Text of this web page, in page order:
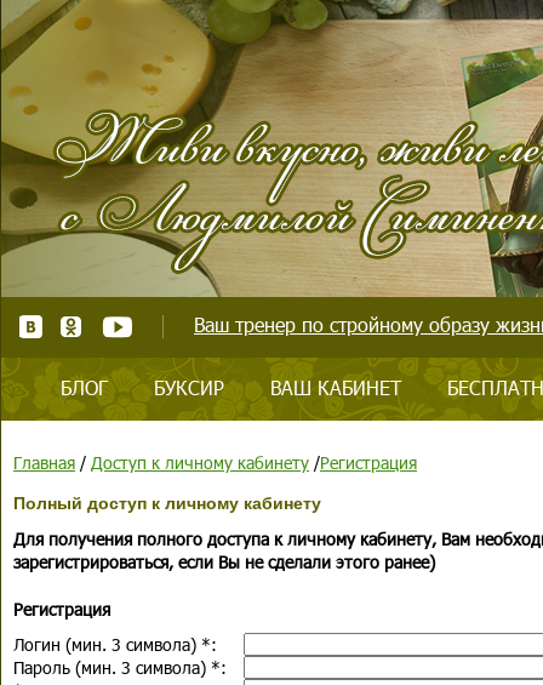
Ваш тренер по стройному образу
БЛОГ БУКСИР ВАШ КАБИНЕТ
Главная / Доступ к личному кабинету /Регистрация
Полный доступ к личному кабинету
Для получения полного доступа к личному кабинету, Вам
зарегистрироваться, если Вы не сделали этого ранее)
Регистрация
Логин (мин. 3 символа) *:
Пароль (мин. 3 символа) *: